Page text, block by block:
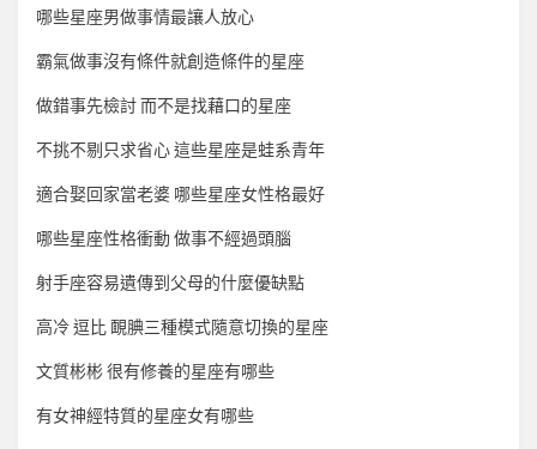
哪些星座男做事情最讓人放心
霸氣做事沒有條件就創造條件的星座
做錯事先檢討 而不是找藉口的星座
不挑不剔只求省心 這些星座是蛙系青年
適合娶回家當老婆 哪些星座女性格最好
哪些星座性格衝動 做事不經過頭腦
射手座容易遺傳到父母的什麼優缺點
高冷 逗比 靦腆三種模式隨意切換的星座
文質彬彬 很有修養的星座有哪些
有女神經特質的星座女有哪些